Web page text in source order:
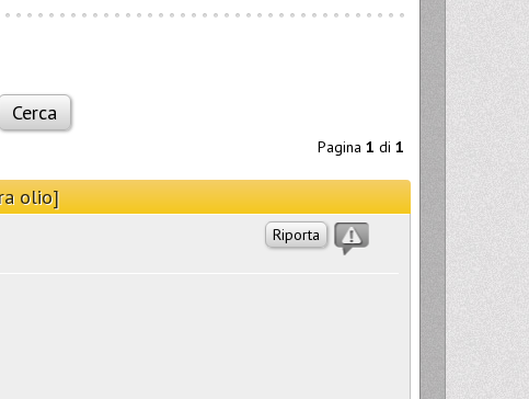
Pagina 1 di 1
olio]
Riporta